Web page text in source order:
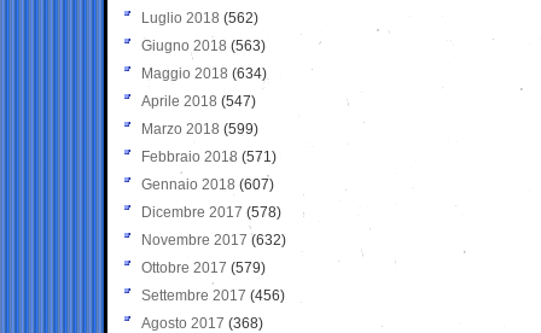
Luglio 2018 (562)
Giugno 2018 (563)
Maggio 2018 (634)
Aprile 2018 (547)
Marzo 2018 (599)
Febbraio 2018 (571)
Gennaio 2018 (607)
Dicembre 2017 (578)
Novembre 2017 (632)
Ottobre 2017 (579)
Settembre 2017 (456)
Agosto 2017 (368)